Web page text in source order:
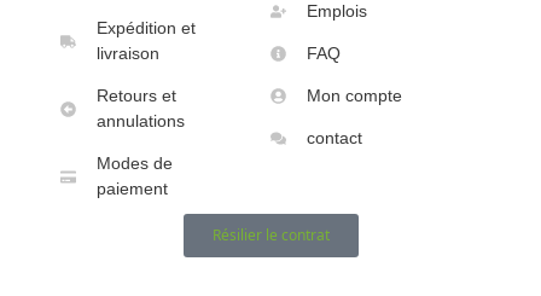
Expédition et
livraison
Retours et
annulations
Modes de
paiement
Emplois
FAQ
Mon compte
contact
Résilier le contrat